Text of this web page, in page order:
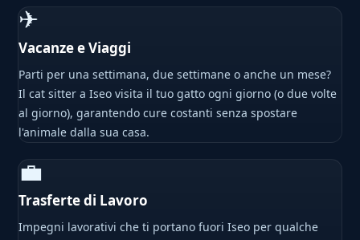
✈
Vacanze e Viaggi
Parti per una settimana, due settimane o anche un mese?
Il cat sitter a Iseo visita il tuo gatto ogni giorno (o due volte
al giorno), garantendo cure costanti senza spostare
l'animale dalla sua casa.
💼
Trasferte di Lavoro
Impegni lavorativi che ti portano fuori Iseo per qualche